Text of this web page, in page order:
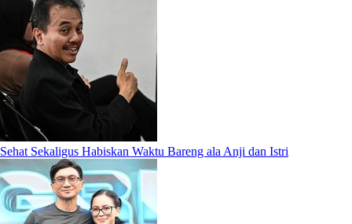
Sehat Sekaligus Habiskan Waktu Bareng ala Anji dan Istri